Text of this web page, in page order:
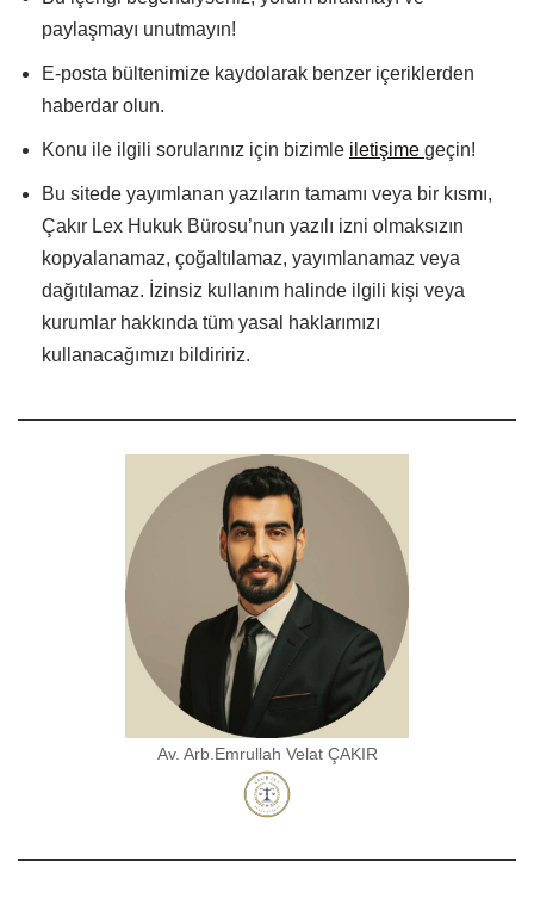
paylaşmayı unutmayın!
E-posta bültenimize kaydolarak benzer içeriklerden
haberdar olun.
Konu ile ilgili sorularınız için bizimle iletişime geçin!
Bu sitede yayımlanan yazıların tamamı veya bir kısmı,
Çakır Lex Hukuk Bürosu’nun yazılı izni olmaksızın
kopyalanamaz, çoğaltılamaz, yayımlanamaz veya
dağıtılamaz. İzinsiz kullanım halinde ilgili kişi veya
kurumlar hakkında tüm yasal haklarımızı
kullanacağımızı bildiririz.
Av. Arb.Emrullah Velat ÇAKIR